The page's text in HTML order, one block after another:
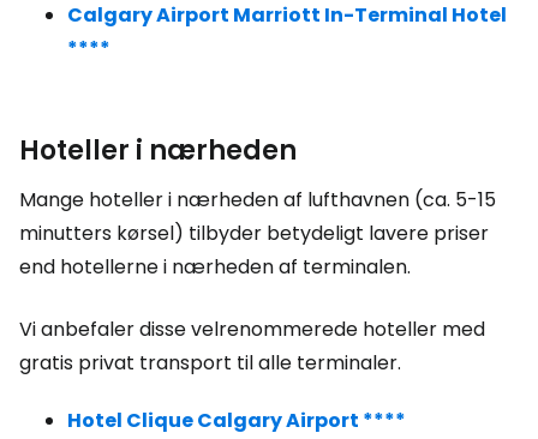
Calgary Airport Marriott In-Terminal Hotel
****
Hoteller i nærheden
Mange hoteller i nærheden af lufthavnen (ca. 5-15
minutters kørsel) tilbyder betydeligt lavere priser
end hotellerne i nærheden af terminalen.
Vi anbefaler disse velrenommerede hoteller med
gratis privat transport til alle terminaler.
Hotel Clique Calgary Airport ****